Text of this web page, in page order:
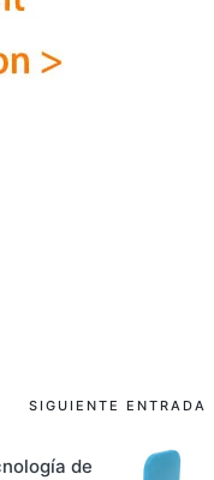
SIGUIENTE ENTRADA
de